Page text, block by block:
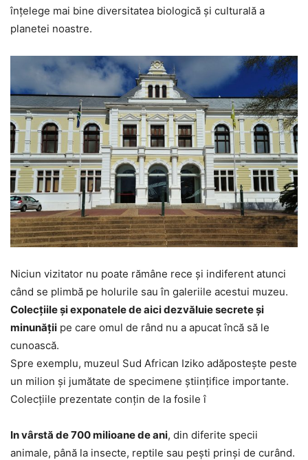
înţelege mai bine diversitatea biologică şi culturală a
planetei noastre.
Niciun vizitator nu poate rămâne rece şi indiferent atunci
când se plimbă pe holurile sau în galeriile acestui muzeu.
Colecţiile şi exponatele de aici dezvăluie secrete şi
minunăţii pe care omul de rând nu a apucat încă să le
cunoască.
Spre exemplu, muzeul Sud African Iziko adăposteşte peste
un milion şi jumătate de specimene ştiinţifice importante.
Colecţiile prezentate conţin de la fosile î
In vârstă de 700 milioane de ani, din diferite specii
animale, până la insecte, reptile sau peşti prinşi de curând.